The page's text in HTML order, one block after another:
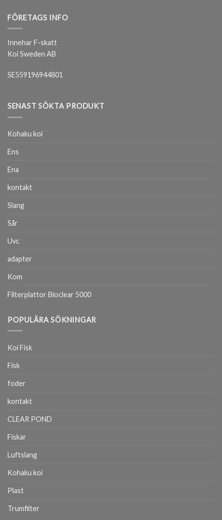
FÖRETAGS INFO
Innehar F-skatt
Koi Sweden AB
SE559196944801
SENAST SÖKTA PRODUKT
Kohaku koi
Ens
Ena
kontakt
Slang
Sår
Uvc
adapter
Kom
Filterplattor Bioclear 5000
POPULÄRA SÖKNINGAR
Koi Fisk
Fisk
foder
kontakt
CLEAR POND
Fiskar
Luftslang
Kohaku koi
Plast
Trumfilter